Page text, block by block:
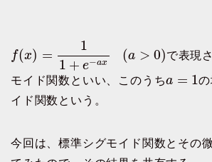
f(x) =
1
1 + e−ax (a > 0)で表現
モイド関数といい、このうちa = 1
イド関数という。
今回は、標準シグモイド関数とその